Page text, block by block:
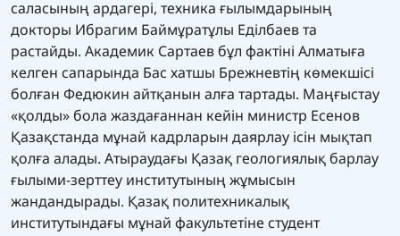
саласының ардагері, техника ғылымдарының
докторы Ибрагим Баймұратұлы Еділбаев та
растайды. Академик Сартаев бұл фактіні Алматыға
келген сапарында Бас хатшы Брежневтің көмекшісі
болған Федюкин айтқанын алға тартады. Маңғыстау
«қолды» бола жаздағаннан кейін министр Есенов
Қазақстанда мұнай кадрларын даярлау ісін мықтап
қолға алады. Атыраудағы Қазақ геологиялық барлау
ғылыми-зерттеу институтының жұмысын
жандандырады. Қазақ политехникалық
институтындағы мұнай факультетіне студент